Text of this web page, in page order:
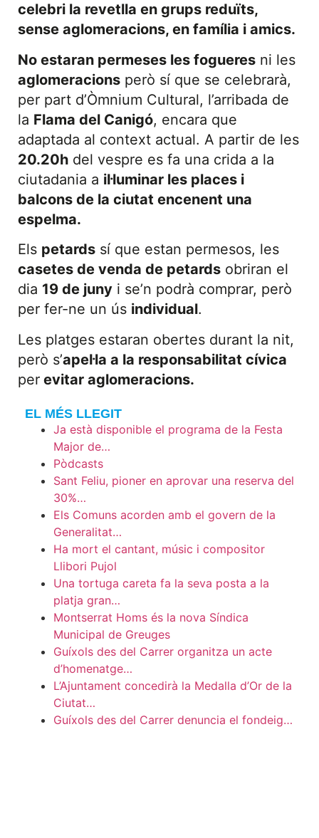
celebri la revetlla en grups reduïts,
sense aglomeracions, en família i amics.
No estaran permeses les fogueres ni les
aglomeracions però sí que se celebrarà,
per part d’Òmnium Cultural, l’arribada de
la Flama del Canigó, encara que
adaptada al context actual. A partir de les
20.20h del vespre es fa una crida a la
ciutadania a il·luminar les places i
balcons de la ciutat encenent una
espelma.
Els petards sí que estan permesos, les
casetes de venda de petards obriran el
dia 19 de juny i se’n podrà comprar, però
per fer-ne un ús individual.
Les platges estaran obertes durant la nit,
però s’apel·la a la responsabilitat cívica
per evitar aglomeracions.
EL MÉS LLEGIT
Ja està disponible el programa de la Festa
Major de…
Pòdcasts
Sant Feliu, pioner en aprovar una reserva del
30%…
Els Comuns acorden amb el govern de la
Generalitat…
Ha mort el cantant, músic i compositor
Llibori Pujol
Una tortuga careta fa la seva posta a la
platja gran…
Montserrat Homs és la nova Síndica
Municipal de Greuges
Guíxols des del Carrer organitza un acte
d’homenatge…
L’Ajuntament concedirà la Medalla d’Or de la
Ciutat…
Guíxols des del Carrer denuncia el fondeig…